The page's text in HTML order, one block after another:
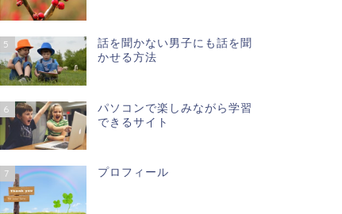
笑顔で語りかけると子どもも笑顔に
なれる（子どもを伸ばす親の習慣）
学力を伸ばすヒント
5
話を聞かない男子にも話を聞
かせる方法
6
パソコンで楽しみながら学習
できるサイト
7 プロフィール